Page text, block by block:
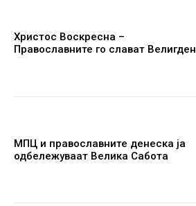
Христос Воскресна –
Православните го слават Велигден
МПЦ и православните денеска ја
одбележуваат Велика Сабота